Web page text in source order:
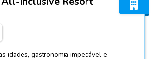
idades, gastronomia impecável e